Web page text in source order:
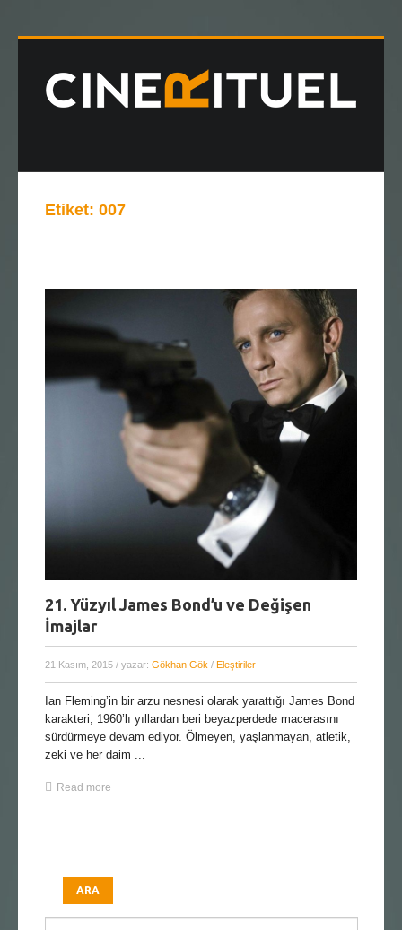
Etiket: 007
21. Yüzyıl James Bond’u ve Değişen
İmajlar
21 Kasım, 2015 / yazar: Gökhan Gök / Eleştiriler
Ian Fleming’in bir arzu nesnesi olarak yarattığı James Bond
karakteri, 1960’lı yıllardan beri beyazperdede macerasını
sürdürmeye devam ediyor. Ölmeyen, yaşlanmayan, atletik,
zeki ve her daim ...
Read more
ARA